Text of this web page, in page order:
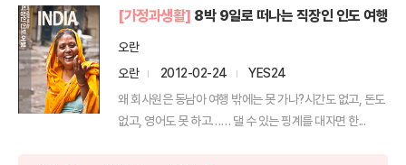
[가정과생활] 8박 9일로 떠나는 직장인 인도 여행
오란
오란
2012-02-24
YES24
왜 회사원은 동남아 여행 밖에는 못 가나?시간도 없고, 돈도
없고, 영어도 못 하고…… 댈 수 있는 핑계를 대자면 한...